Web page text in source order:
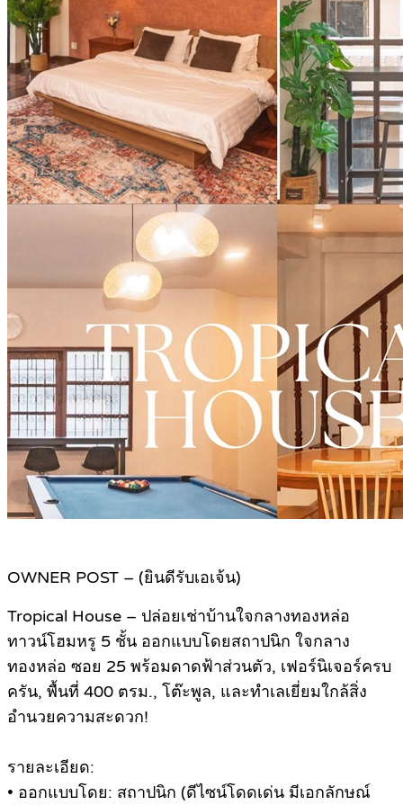
OWNER POST – (ยินดีรับเอเจ้น)
Tropical House – ปล่อยเช่าบ้านใจกลางทองหล่อ
ทาวน์โฮมหรู 5 ชั้น ออกแบบโดยสถาปนิก ใจกลาง
ทองหล่อ ซอย 25 พร้อมดาดฟ้าส่วนตัว, เฟอร์นิเจอร์ครบ
ครัน, พื้นที่ 400 ตรม., โต๊ะพูล, และทำเลเยี่ยมใกล้สิ่ง
อำนวยความสะดวก!
รายละเอียด:
• ออกแบบโดย: สถาปนิก (ดีไซน์โดดเด่น มีเอกลักษณ์